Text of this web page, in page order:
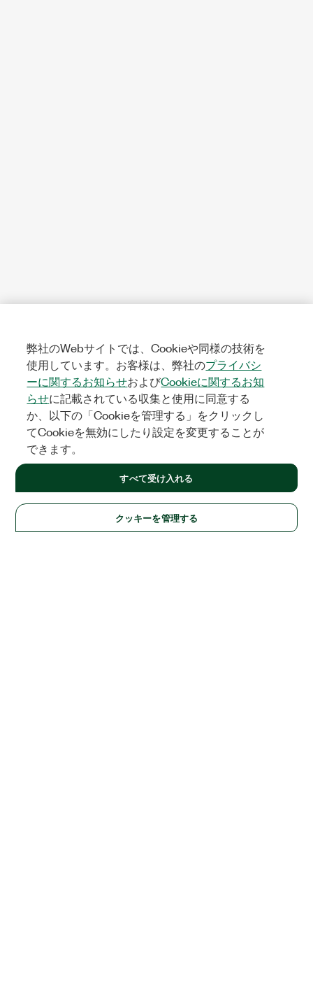
弊社のWebサイトでは、Cookieや同様の技術を
使用しています。お客様は、弊社のプライバシ
ーに関するお知らせおよびCookieに関するお知
らせに記載されている収集と使用に同意する
か、以下の「Cookieを管理する」をクリックし
てCookieを無効にしたり設定を変更することが
できます。
クッキーを管理する
すべて受け入れる